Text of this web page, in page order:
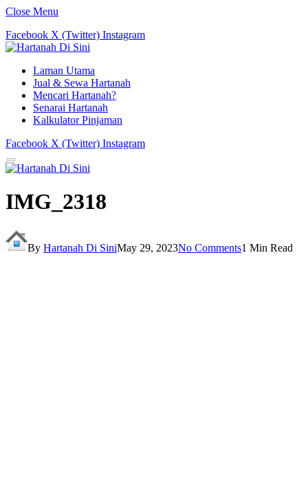
Close Menu
Facebook X (Twitter) Instagram
Laman Utama
Jual & Sewa Hartanah
Mencari Hartanah?
Senarai Hartanah
Kalkulator Pinjaman
Facebook X (Twitter) Instagram
IMG_2318
By Hartanah Di SiniMay 29, 2023No Comments1 Min Read